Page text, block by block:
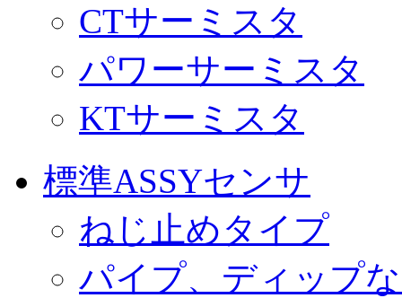
CTサーミスタ
パワーサーミスタ
KTサーミスタ
標準ASSYセンサ
ねじ止めタイプ
パイプ、ディップ